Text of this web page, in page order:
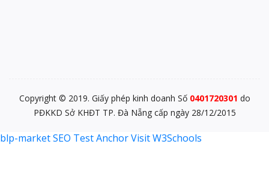
Copyright © 2019. Giấy phép kinh doanh Số 0401720301 do
PĐKKD Sở KHĐT TP. Đà Nẵng cấp ngày 28/12/2015
blp-marketSEO Test AnchorVisit W3Schools